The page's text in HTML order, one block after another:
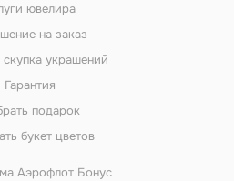
ювелира
на заказ
украшений
Гарантия
подарок
букет цветов
Аэрофлот Бонус